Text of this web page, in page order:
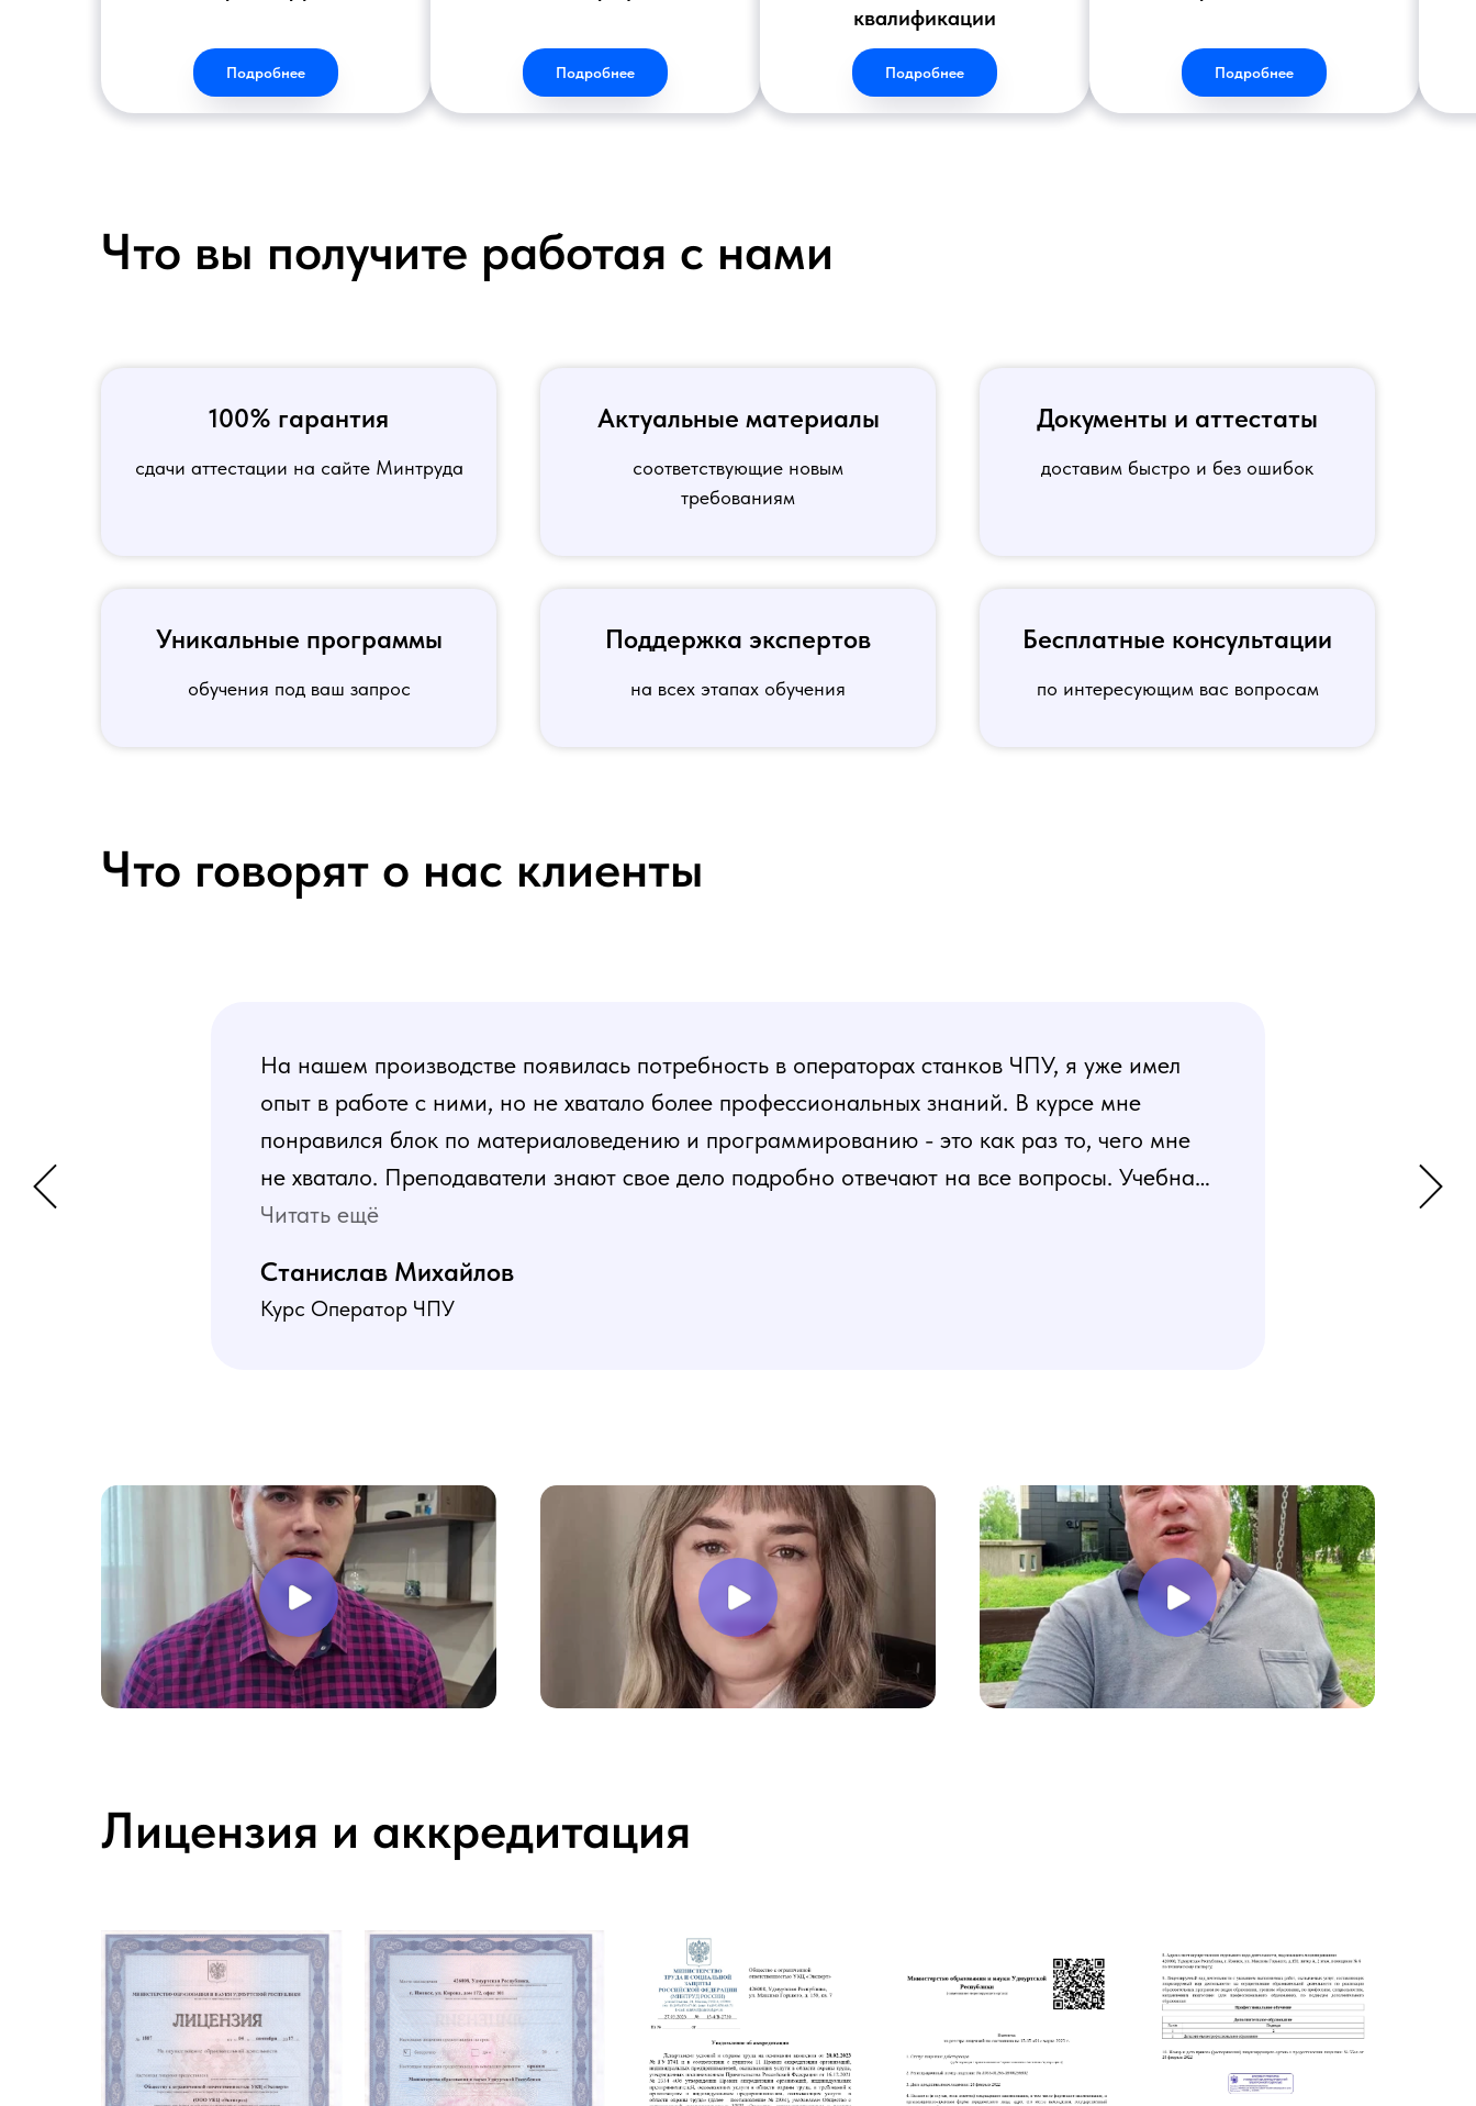
Подробнее Подробнее
квалификации
Подробнее Подробнее
Что вы получите работая с нами
100% гарантия
сдачи аттестации на сайте Минтруда
Актуальные материалы
соответствующие новым
требованиям
Документы и аттестаты
доставим быстро и без ошибок
Уникальные программы
обучения под ваш запрос
Поддержка экспертов
на всех этапах обучения
Бесплатные консультации
по интересующим вас вопросам
Что говорят о нас клиенты
На нашем производстве появилась потребность в операторах станков ЧПУ, я уже имел
опыт в работе с ними, но не хватало более профессиональных знаний. В курсе мне
понравился блок по материаловедению и программированию - это как раз то, чего мне
не хватало. Преподаватели знают свое дело подробно отвечают на все вопросы. Учебная
программа пошаговая и постепенная, это очень облегчает процесс усвоения материала.
Читать ещё
Станислав Михайлов
Курс Оператор ЧПУ
Лицензия и аккредитация